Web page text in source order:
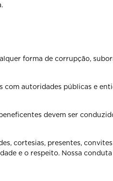
forma de corrupção,
com autoridades públicas e
devem ser
cortesias, presentes,
e o respeito. Nossa